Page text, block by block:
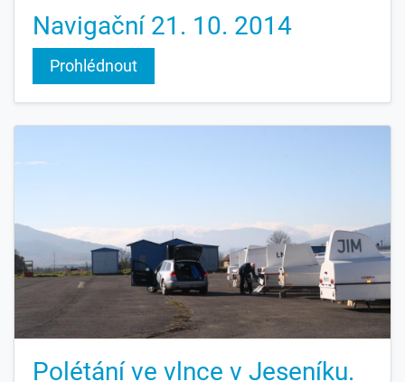
Navigační 21. 10. 2014
Prohlédnout
Polétání ve vlnce v Jeseníku.